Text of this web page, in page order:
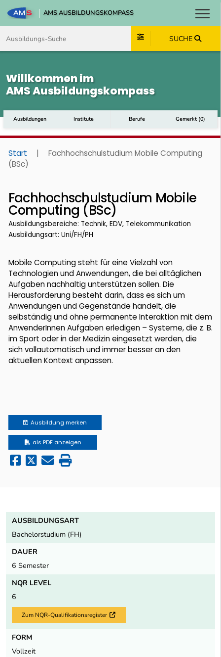
AMS AUSBILDUNGSKOMPASS
SUCHE
Willkommen im
AMS Ausbildungskompass
Ausbildungen Institute Berufe Gemerkt (0)
Start |
Fachhochschulstudium Mobile Computing
(BSc)
Fachhochschulstudium Mobile
Computing (BSc)
Ausbildungsbereiche: Technik, EDV, Telekommunikation
Ausbildungsart: Uni/FH/PH
Mobile Computing steht für eine Vielzahl von
Technologien und Anwendungen, die bei alltäglichen
Aufgaben nachhaltig unterstützen sollen. Die
Herausforderung besteht darin, dass es sich um
Anwendungen und Gegenstände handelt, die
selbständig und ohne permanente Interaktion mit dem
AnwenderInnen Aufgaben erledigen – Systeme, die z. B.
im Sport oder in der Medizin eingesetzt werden, die
sich vollautomatisch und immer besser an den
aktuellen Kontext anpassen.
Ausbildung merken
als PDF anzeigen
AUSBILDUNGSART
Bachelorstudium (FH)
DAUER
6 Semester
NQR LEVEL
6
Zum NQR-Qualifikationsregister Externer Link
FORM
Vollzeit